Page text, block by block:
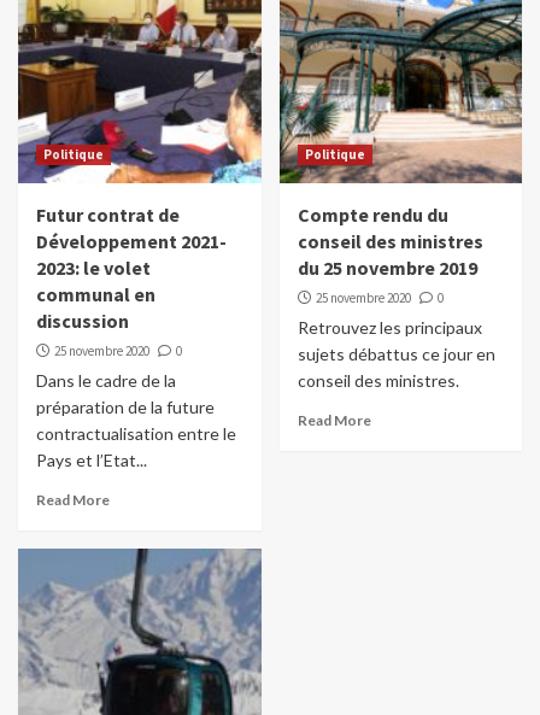
Politique
Futur contrat de
Développement 2021-
2023: le volet
communal en
discussion
25 novembre 2020 0
Dans le cadre de la
préparation de la future
contractualisation entre le
Pays et l’Etat...
Read More
Politique
Compte rendu du
conseil des ministres
du 25 novembre 2019
25 novembre 2020 0
Retrouvez les principaux
sujets débattus ce jour en
conseil des ministres.
Read More